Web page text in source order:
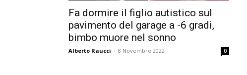
Fa dormire il figlio autistico sul
pavimento del garage a -6 gradi,
bimbo muore nel sonno
Alberto Raucci - 8 Novembre 2022 0